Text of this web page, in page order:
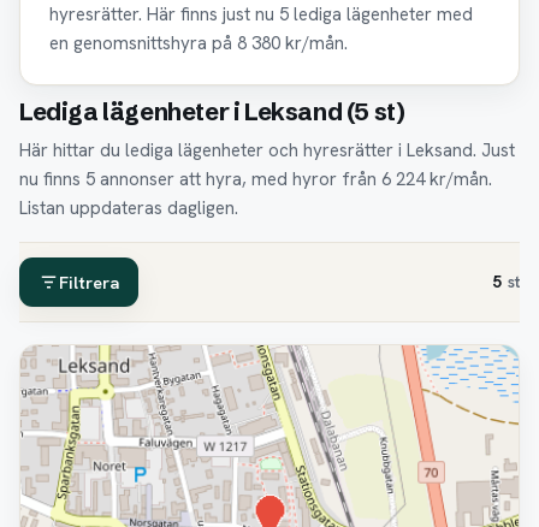
hyresrätter. Här finns just nu 5 lediga lägenheter med
en genomsnittshyra på 8 380 kr/mån.
Lediga lägenheter i Leksand (5 st)
Här hittar du lediga lägenheter och hyresrätter i Leksand. Just
nu finns 5 annonser att hyra, med hyror från 6 224 kr/mån.
Listan uppdateras dagligen.
Filtrera 5 st